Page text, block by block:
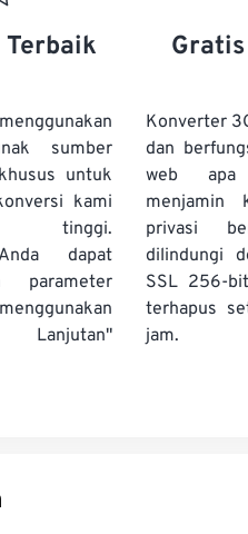
sumber
untuk
kami
tinggi.
dapat
parameter
Lanjutan"
Konverter
dan
web
menjamin
privasi
dilindungi
SSL 256-
terhapus
jam.